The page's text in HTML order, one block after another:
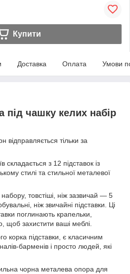
Купити
Доставка Оплата Умови
під чашку келих набір
відправляється тільки за
складається з 12 підставок із
стилі та стильної металевої
товстіші, ніж зазвичай — 5
ніж звичайні підставки. Ці
поглинають крапельки,
щоб захистити ваші меблі.
корка підставки, є класичним
барменів і просто людей, які
чорна металева опора для